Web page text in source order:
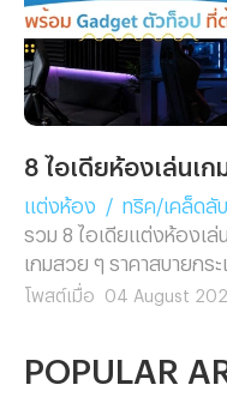
แต่งห้อง /
ทริค/เคล็ดลับ
รวม 8 ไอเดียแต่งห้องเล่น
เกมสวย ๆ ราคาสบายกระเ
แต่งตามง่ายไม่ต้องรีโนเ
คอมให้ดูโปรในงบสุดคุ้ม
โพสต์เมื่อ 04 August
POPULAR